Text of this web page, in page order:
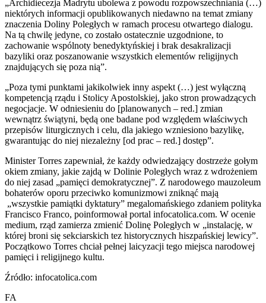
„Archidiecezja Madrytu ubolewa z powodu rozpowszechniania (…)
niektórych informacji opublikowanych niedawno na temat zmiany
znaczenia Doliny Poległych w ramach procesu otwartego dialogu.
Na tą chwilę jedyne, co zostało ostatecznie uzgodnione, to
zachowanie wspólnoty benedyktyńskiej i brak desakralizacji
bazyliki oraz poszanowanie wszystkich elementów religijnych
znajdujących się poza nią”.
„Poza tymi punktami jakikolwiek inny aspekt (…) jest wyłączną
kompetencją rządu i Stolicy Apostolskiej, jako stron prowadzących
negocjacje. W odniesieniu do [planowanych – red.] zmian
wewnątrz świątyni, będą one badane pod względem właściwych
przepisów liturgicznych i celu, dla jakiego wzniesiono bazylikę,
gwarantując do niej niezależny [od prac – red.] dostęp”.
Minister Torres zapewniał, że każdy odwiedzający dostrzeże gołym
okiem zmiany, jakie zajdą w Dolinie Poległych wraz z wdrożeniem
do niej zasad „pamięci demokratycznej”. Z narodowego mauzoleum
bohaterów oporu przeciwko komunizmowi zniknąć mają
„wszystkie pamiątki dyktatury” megalomańskiego zdaniem polityka
Francisco Franco, poinformował portal infocatolica.com. W ocenie
medium, rząd zamierza zmienić Dolinę Poległych w „instalację, w
której broni się sekciarskich tez historycznych hiszpańskiej lewicy”.
Początkowo Torres chciał pełnej laicyzacji tego miejsca narodowej
pamięci i religijnego kultu.
Źródło: infocatolica.com
FA